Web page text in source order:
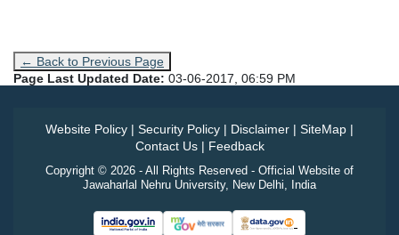
← Back to Previous Page
Page Last Updated Date: 03-06-2017, 06:59 PM
Website Policy | Security Policy | Disclaimer | SiteMap |
Contact Us| Feedback
Copyright © 2026 - All Rights Reserved - Official Website of
Jawaharlal Nehru University, New Delhi, India